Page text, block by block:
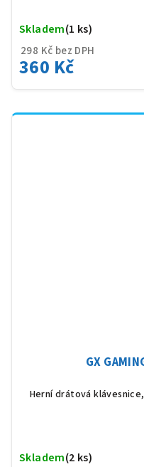
298 Kč bez DPH
360 Kč
Skladem(1 ks)
GX
Herní drátová
Skladem(2 ks)